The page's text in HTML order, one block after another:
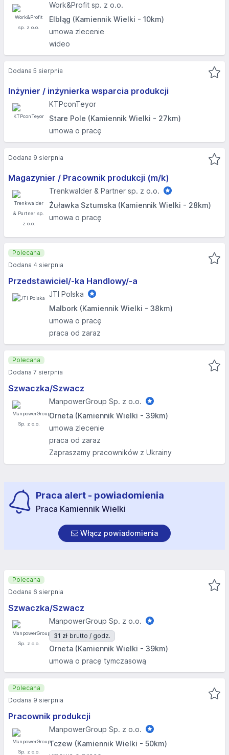
Work&Profit sp. z o.o.
Elbląg (Kamiennik Wielki - 10km)
umowa zlecenie
wideo
Inżynier / inżynierka wsparcia produkcji
KTPconTeyor
Stare Pole (Kamiennik Wielki - 27km)
umowa o pracę
Dodana 5 sierpnia
Magazynier / Pracownik produkcji (m/k)
Trenkwalder & Partner sp. z o.o.
Żuławka Sztumska (Kamiennik Wielki - 28km)
umowa o pracę
Dodana 9 sierpnia
Przedstawiciel/-ka Handlowy/-a
JTI Polska
Malbork (Kamiennik Wielki - 38km)
umowa o pracę
praca od zaraz
Polecana
Dodana 4 sierpnia
Szwaczka/Szwacz
ManpowerGroup Sp. z o.o.
Orneta (Kamiennik Wielki - 39km)
umowa zlecenie
praca od zaraz
Zapraszamy pracowników z Ukrainy
Polecana
Dodana 7 sierpnia
Praca alert - powiadomienia
Praca Kamiennik Wielki
Włącz powiadomienia
Szwaczka/Szwacz
ManpowerGroup Sp. z o.o.
31 zł brutto / godz.
Orneta (Kamiennik Wielki - 39km)
umowa o pracę tymczasową
Polecana
Dodana 6 sierpnia
Pracownik produkcji
ManpowerGroup Sp. z o.o.
Tczew (Kamiennik Wielki - 50km)
Polecana
Dodana 9 sierpnia